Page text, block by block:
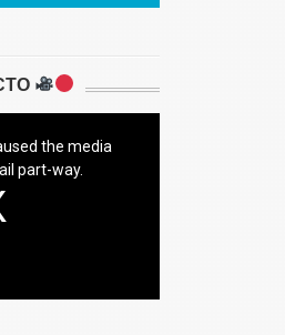
the media
part-way.